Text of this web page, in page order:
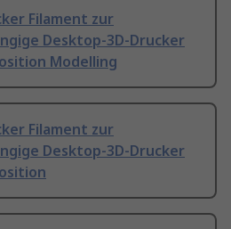
Filament zur
Desktop-3D-Drucker
Modelling
Filament zur
Desktop-3D-Drucker